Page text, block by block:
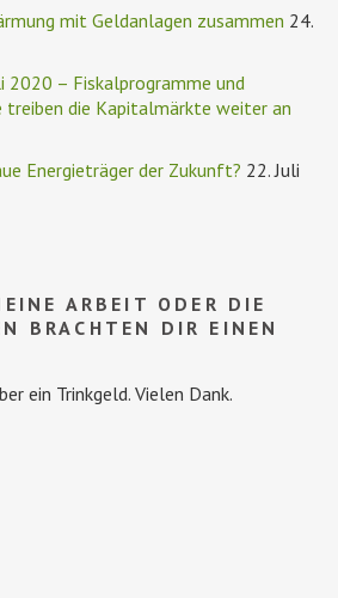
mit Geldanlagen zusammen 24.
2020 – Fiskalprogramme und
treiben die Kapitalmärkte weiter an
Energieträger der Zukunft? 22. Juli
ARBEIT ODER DIE
BRACHTEN DIR EINEN
ein Trinkgeld. Vielen Dank.